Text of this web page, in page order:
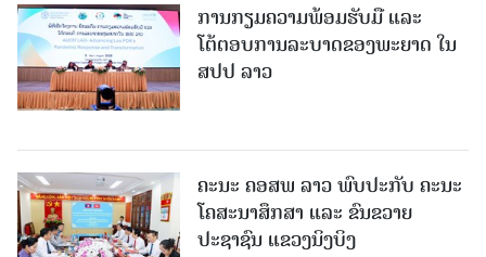
ການກຽມຄວາມພ້ອມຮັບມື ແລະ
ໂຕ້ຕອບການລະບາດຂອງພະຍາດ ໃນ
ສປປ ລາວ
ຄະນະ ຄອສພ ລາວ ພົບປະກັບ ຄະນະ
ໂຄສະນາສຶກສາ ແລະ ຂົນຂວາຍ
ປະຊາຊົນ ແຂວງນິງບິງ